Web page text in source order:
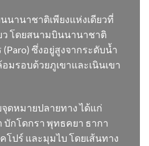
านาชาติเพียงแห่งเดียวที่
ว โดยสนามบินนานาชาติ
ซึ่งอยู่สูงจากระดับน้ำ
มรอบด้วยภูเขาและเนินเขา
ดหมายปลายทาง ได้แก่
บักโดกรา พุทธคยา ธากา
ปร์ และมุมไบ โดยเส้นทาง